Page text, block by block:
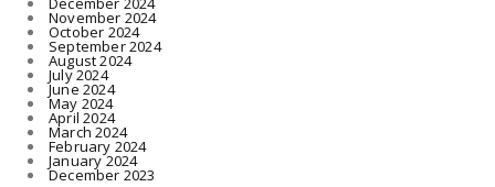
November 2024
October 2024
September 2024
August 2024
July 2024
June 2024
May 2024
April 2024
March 2024
February 2024
January 2024
December 2023